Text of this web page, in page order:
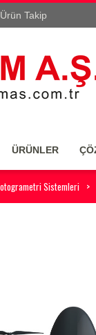
Ürün Takip
ÜRÜNLER
Sistemleri